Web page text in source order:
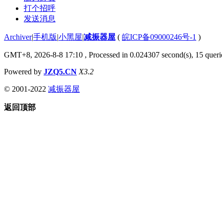
打个招呼
发送消息
Archiver|手机版|小黑屋|减振器屋 ( 皖ICP备09000246号-1 )
GMT+8, 2026-8-8 17:10 , Processed in 0.024307 second(s), 15
Powered by JZQ5.CN X3.2
© 2001-2022 减振器屋
返回顶部